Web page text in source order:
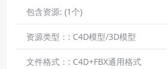
包含资源: (1个)
资源类型：: C4D模型/3D模型
文件格式：: C4D+FBX通用格式